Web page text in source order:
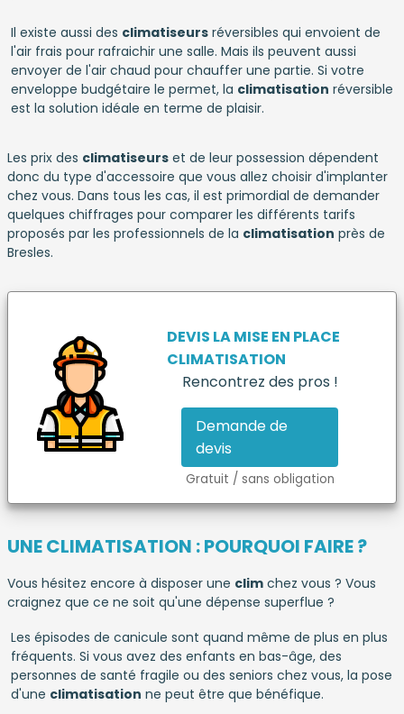
Il existe aussi des climatiseursréversibles qui envoient de
l'air frais pour rafraichir une salle. Mais ils peuvent aussi
envoyer de l'air chaud pour chauffer une partie. Si votre
enveloppe budgétaire le permet, la climatisation réversible
est la solution idéale en terme de plaisir.
Les prix des climatiseurs et de leur possession dépendent
donc du type d'accessoire que vous allez choisir d'implanter
chez vous. Dans tous les cas, il est primordial de demander
quelques chiffrages pour comparer les différents tarifs
proposés par les professionnels de la climatisation près de
Bresles.
DEVIS LA MISE EN PLACE
CLIMATISATION
Rencontrez des pros !
Demande de
devis
Gratuit / sans obligation
UNE CLIMATISATION : POURQUOI FAIRE ?
Vous hésitez encore à disposer une clim chez vous ? Vous
craignez que ce ne soit qu'une dépense superflue ?
Les épisodes de canicule sont quand même de plus en plus
fréquents. Si vous avez des enfants en bas-âge, des
personnes de santé fragile ou des seniors chez vous, la pose
d'une climatisation ne peut être que bénéfique.